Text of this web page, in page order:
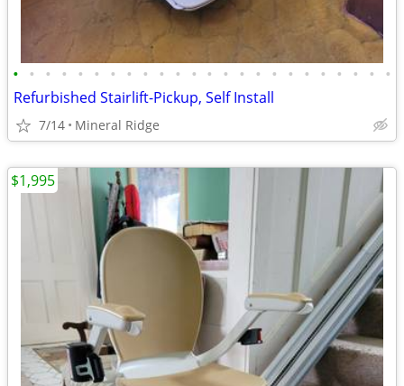
• • • • • • • • • • • • • • • • • • • • • • • •
Refurbished Stairlift-Pickup, Self Install
7/14 Mineral Ridge
$1,995